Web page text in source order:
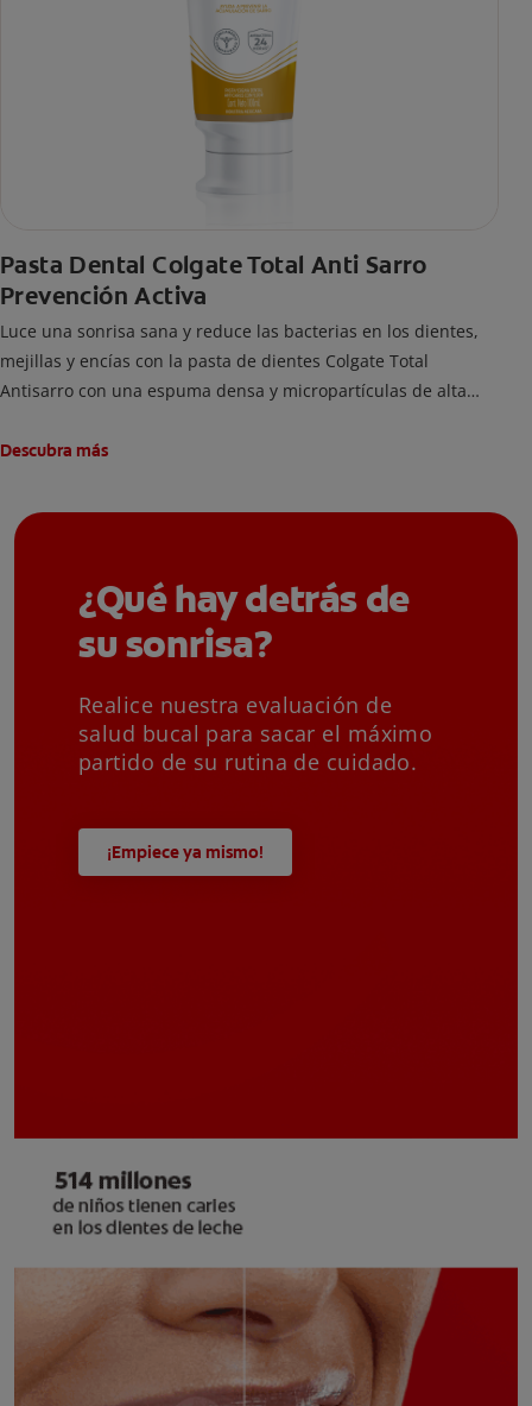
Pasta Dental Colgate Total Anti Sarro
Prevención Activa
Luce una sonrisa sana y reduce las bacterias en los dientes,
mejillas y encías con la pasta de dientes Colgate Total
Antisarro con una espuma densa y micropartículas de alta
dental.
Descubra más
¿Qué hay detrás de
su sonrisa?
Realice nuestra evaluación de
salud bucal para sacar el máximo
partido de su rutina de cuidado.
¡Empiece ya mismo!